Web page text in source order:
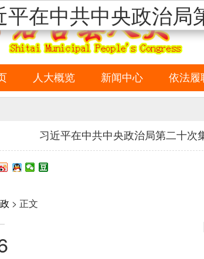
人大概览 新闻中心 依法履
习近平在中共中央政治局第二十次
> 正文
平在中共中央政治